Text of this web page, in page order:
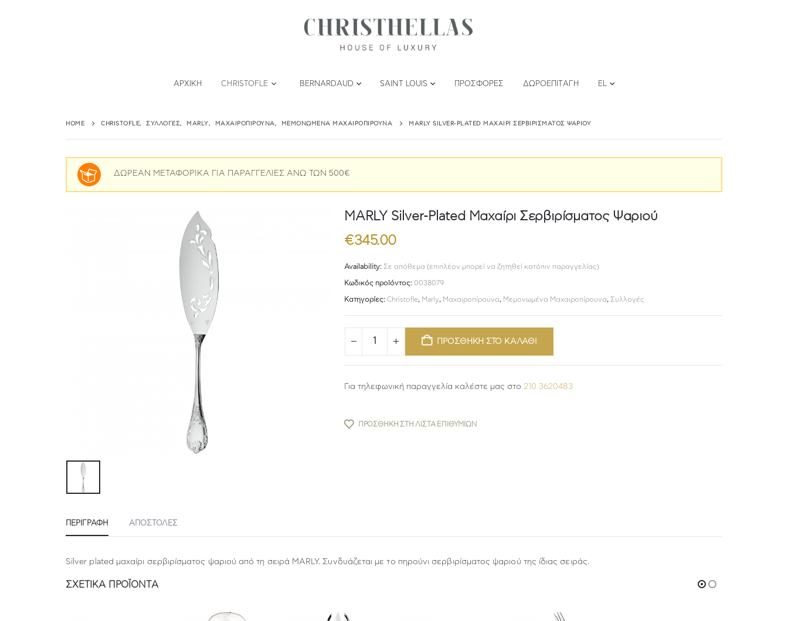
ΑΡΧΙΚΉ CHRISTOFLE BERNARDAUD SAINT LOUIS ΠΡΟΣΦΟΡΈΣ ΔΩΡΟΕΠΙΤΑΓΉ EL
HOME CHRISTOFLE, ΣΥΛΛΟΓΈΣ, MARLY, ΜΑΧΑΙΡΟΠΊΡΟΥΝΑ, ΜΕΜΟΝΩΜΈΝΑ ΜΑΧΑΙΡΟΠΊΡΟΥΝΑ MARLY SILVER-PLATED ΜΑΧΑΊΡΙ ΣΕΡΒΙΡΊΣΜΑΤΟΣ ΨΑΡΙΟΎ
ΔΩΡΕΑΝ ΜΕΤΑΦΟΡΙΚΑ ΓΙΑ ΠΑΡΑΓΓΕΛΙΕΣ ΑΝΩ ΤΩΝ 500€
MARLY Silver-Plated Μαχαίρι Σερβιρίσματος Ψαριού
€345.00
Availability: Σε απόθεμα (επιπλέον μπορεί να ζητηθεί κατόπιν παραγγελίας)
Κωδικός προϊόντος: 0038079
Κατηγορίες: Christofle, Marly, Μαχαιροπίρουνα, Μεμονωμένα Μαχαιροπίρουνα, Συλλογές
ΠΡΟΣΘΗΚΗ ΣΤΟ ΚΑΛΑΘΙ
Για τηλεφωνική παραγγελία καλέστε μας στο 210 3620483
ΠΡΟΣΘΉΚΗ ΣΤΗ ΛΊΣΤΑ ΕΠΙΘΥΜΙΏΝ
ΠΕΡΙΓΡΑΦΉ ΑΠΟΣΤΟΛΕΣ
Silver plated μαχαίρι σερβιρίσματος ψαριού από τη σειρά MARLY. Συνδυάζεται με το πηρούνι σερβιρίσματος ψαριού της ίδιας σειράς.
ΣΧΕΤΙΚΆ ΠΡΟΪΌΝΤΑ